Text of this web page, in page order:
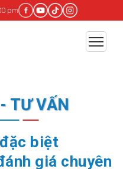
pm
TƯ VẤN
biệt
giá chuyên